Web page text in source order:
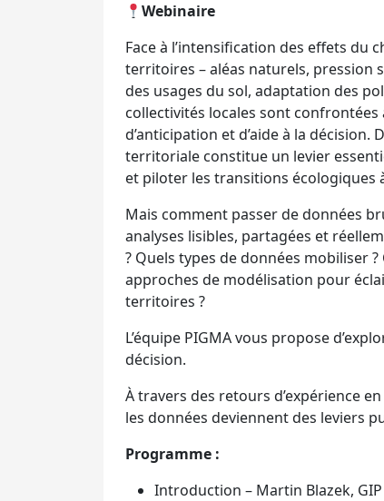
Webinaire
Face à l’intensification des effets du
territoires – aléas naturels, pression
des usages du sol, adaptation des
collectivités locales sont
d’anticipation et d’aide à la décision.
territoriale constitue un levier
et piloter les transitions écologiques
Mais comment passer de données
analyses lisibles, partagées et
? Quels types de données mobiliser
approches de modélisation pour
territoires ?
L’équipe PIGMA vous propose
décision.
À travers des retours d’expérience
les données deviennent des leviers
Programme :
Introduction – Martin Blazek, GIP